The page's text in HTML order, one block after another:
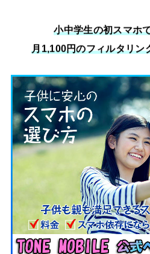
小中学生の初スマホ
月1,100円のフィルタリン